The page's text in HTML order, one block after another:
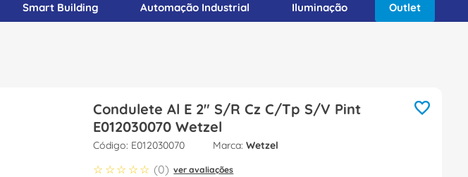
Smart Building Automação Industrial Iluminação Outlet
Condulete Al E 2" S/R Cz C/Tp S/V Pint
E012030070 Wetzel
: E012030070 Wetzel
☆ ☆ ☆ ☆ ☆ (0) ver avaliações